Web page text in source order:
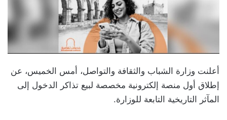
أعلنت وزارة الشباب والثقافة والتواصل، أمس الخميس، عن
إطلاق أول منصة إلكترونية مخصصة لبيع تذاكر الدخول إلى
المآثر التاريخية التابعة للوزارة.